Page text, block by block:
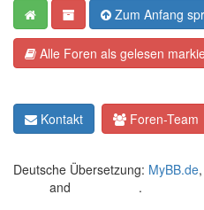
Zum Anfang
Alle Foren als gelesen
Kontakt Foren-Team
Deutsche Übersetzung: MyBB.de
and .